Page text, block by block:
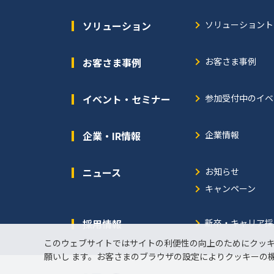
ソリューション ソリューション
お客さま事例 お客さま事例
イベント・セミナー 参加受付中のイ
企業・IR情報 企業情報
ニュース
お知らせ
キャンペーン
採用情報
新卒・キャリア
このウェブサイトではサイトの利便性の向上のためにク
願いし ます。お客さまのブラウザの設定によりクッキーの